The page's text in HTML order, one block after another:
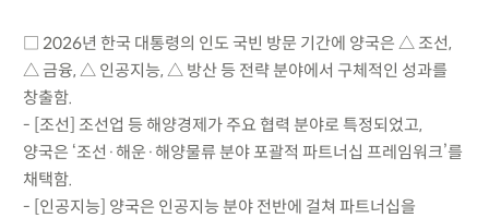
□ 2026년 한국 대통령의 인도 국빈 방문 기간에 양국은 △ 조선,
△ 금융, △ 인공지능, △ 방산 등 전략 분야에서 구체적인 성과를
창출함.
- [조선] 조선업 등 해양경제가 주요 협력 분야로 특정되었고,
양국은 ‘조선·해운·해양물류 분야 포괄적 파트너십 프레임워크’를
채택함.
- [인공지능] 양국은 인공지능 분야 전반에 걸쳐 파트너십을